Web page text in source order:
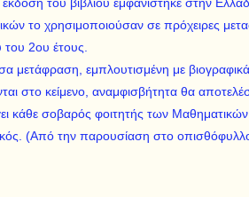
το χρησιμοποιούσαν σε πρόχειρες
2ου έτους.
μετάφραση, εμπλουτισμένη με
στο κείμενο, αναμφισβήτητα θα
κάθε σοβαρός φοιτητής των
(Από την παρουσίαση στο